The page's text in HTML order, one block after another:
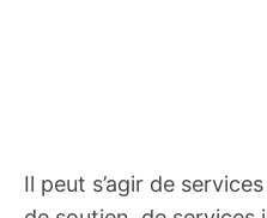
Il peut s’agir de